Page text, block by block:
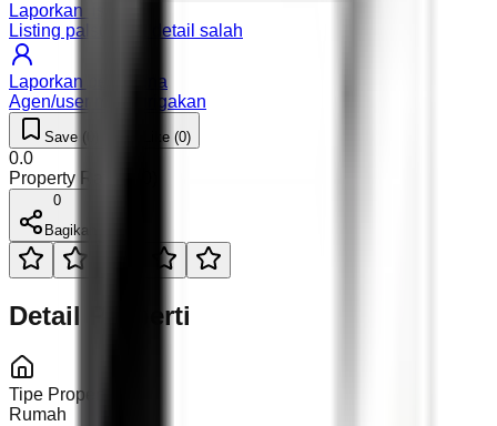
Laporkan listing
Listing palsu atau detail salah
Laporkan pengguna
Agen/user mencurigakan
Save ( Like (0)
0.0
Property Rating (
0
Bagikan
Detail Properti
Tipe Properti
Rumah